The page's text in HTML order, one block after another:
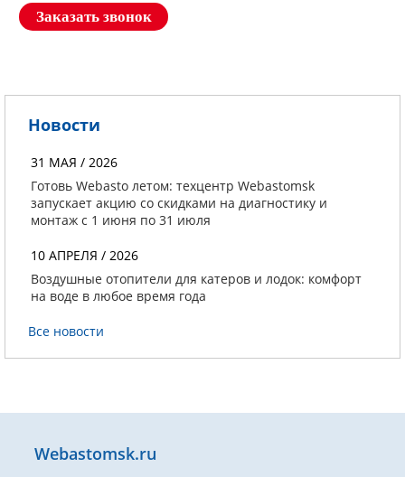
Заказать звонок
Новости
31 МАЯ / 2026
Готовь Webasto летом: техцентр Webastomsk
запускает акцию со скидками на диагностику и
монтаж с 1 июня по 31 июля
10 АПРЕЛЯ / 2026
Воздушные отопители для катеров и лодок: комфорт
на воде в любое время года
Все новости
Webastomsk.ru